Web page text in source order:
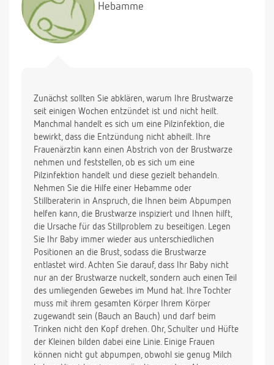
Hebamme
Zunächst sollten Sie abklären, warum Ihre Brustwarze
seit einigen Wochen entzündet ist und nicht heilt.
Manchmal handelt es sich um eine Pilzinfektion, die
bewirkt, dass die Entzündung nicht abheilt. Ihre
Frauenärztin kann einen Abstrich von der Brustwarze
nehmen und feststellen, ob es sich um eine
Pilzinfektion handelt und diese gezielt behandeln.
Nehmen Sie die Hilfe einer Hebamme oder
Stillberaterin in Anspruch, die Ihnen beim Abpumpen
helfen kann, die Brustwarze inspiziert und Ihnen hilft,
die Ursache für das Stillproblem zu beseitigen. Legen
Sie Ihr Baby immer wieder aus unterschiedlichen
Positionen an die Brust, sodass die Brustwarze
entlastet wird. Achten Sie darauf, dass Ihr Baby nicht
nur an der Brustwarze nuckelt, sondern auch einen Teil
des umliegenden Gewebes im Mund hat. Ihre Tochter
muss mit ihrem gesamten Körper Ihrem Körper
zugewandt sein (Bauch an Bauch) und darf beim
Trinken nicht den Kopf drehen. Ohr, Schulter und Hüfte
der Kleinen bilden dabei eine Linie. Einige Frauen
können nicht gut abpumpen, obwohl sie genug Milch